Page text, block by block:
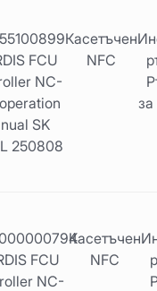
FCU
NC-
SK
250808
Касетъчен
NFC
за
FCU
NC-
Касетъчен
NFC